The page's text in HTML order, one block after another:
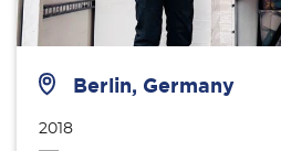
Berlin, Germany
2018